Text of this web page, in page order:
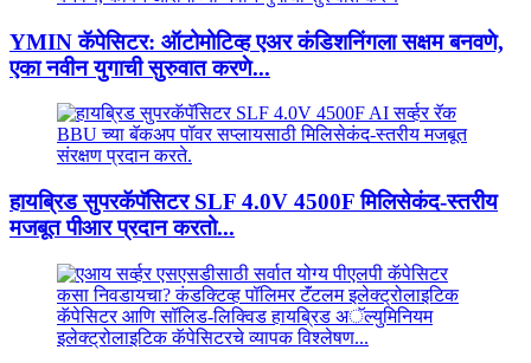
YMIN कॅपेसिटर: ऑटोमोटिव्ह एअर कंडिशनिंगला सक्षम बनवणे,
एका नवीन युगाची सुरुवात करणे...
हायब्रिड सुपरकॅपॅसिटर SLF 4.0V 4500F मिलिसेकंद-स्तरीय
मजबूत पीआर प्रदान करतो...